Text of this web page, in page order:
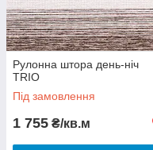
Рулонна штора день-ніч
TRIO
Під замовлення
1 755 ₴/кв.м